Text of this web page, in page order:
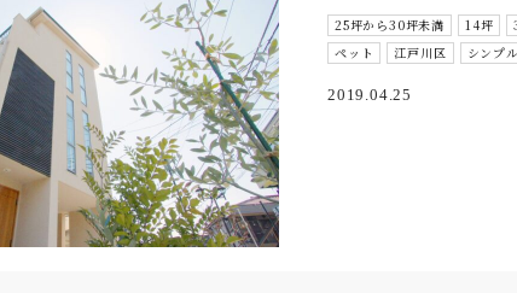
25坪から30坪未満 14坪
ペット
江戸川区 シンプ
2019.04.25